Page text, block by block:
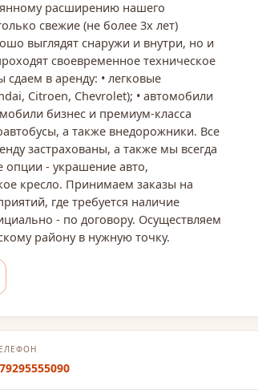
расширению нашего
свежие (не более 3х лет)
выглядят снаружи и внутри, но и
своевременное техническое
в аренду: • легковые
Citroen, Chevrolet); • автомобили
бизнес и премиум-класса
а также внедорожники. Все
застрахованы, а также мы всегда
опции - украшение авто,
кресло. Принимаем заказы на
где требуется наличие
- по договору. Осуществляем
району в нужную точку.